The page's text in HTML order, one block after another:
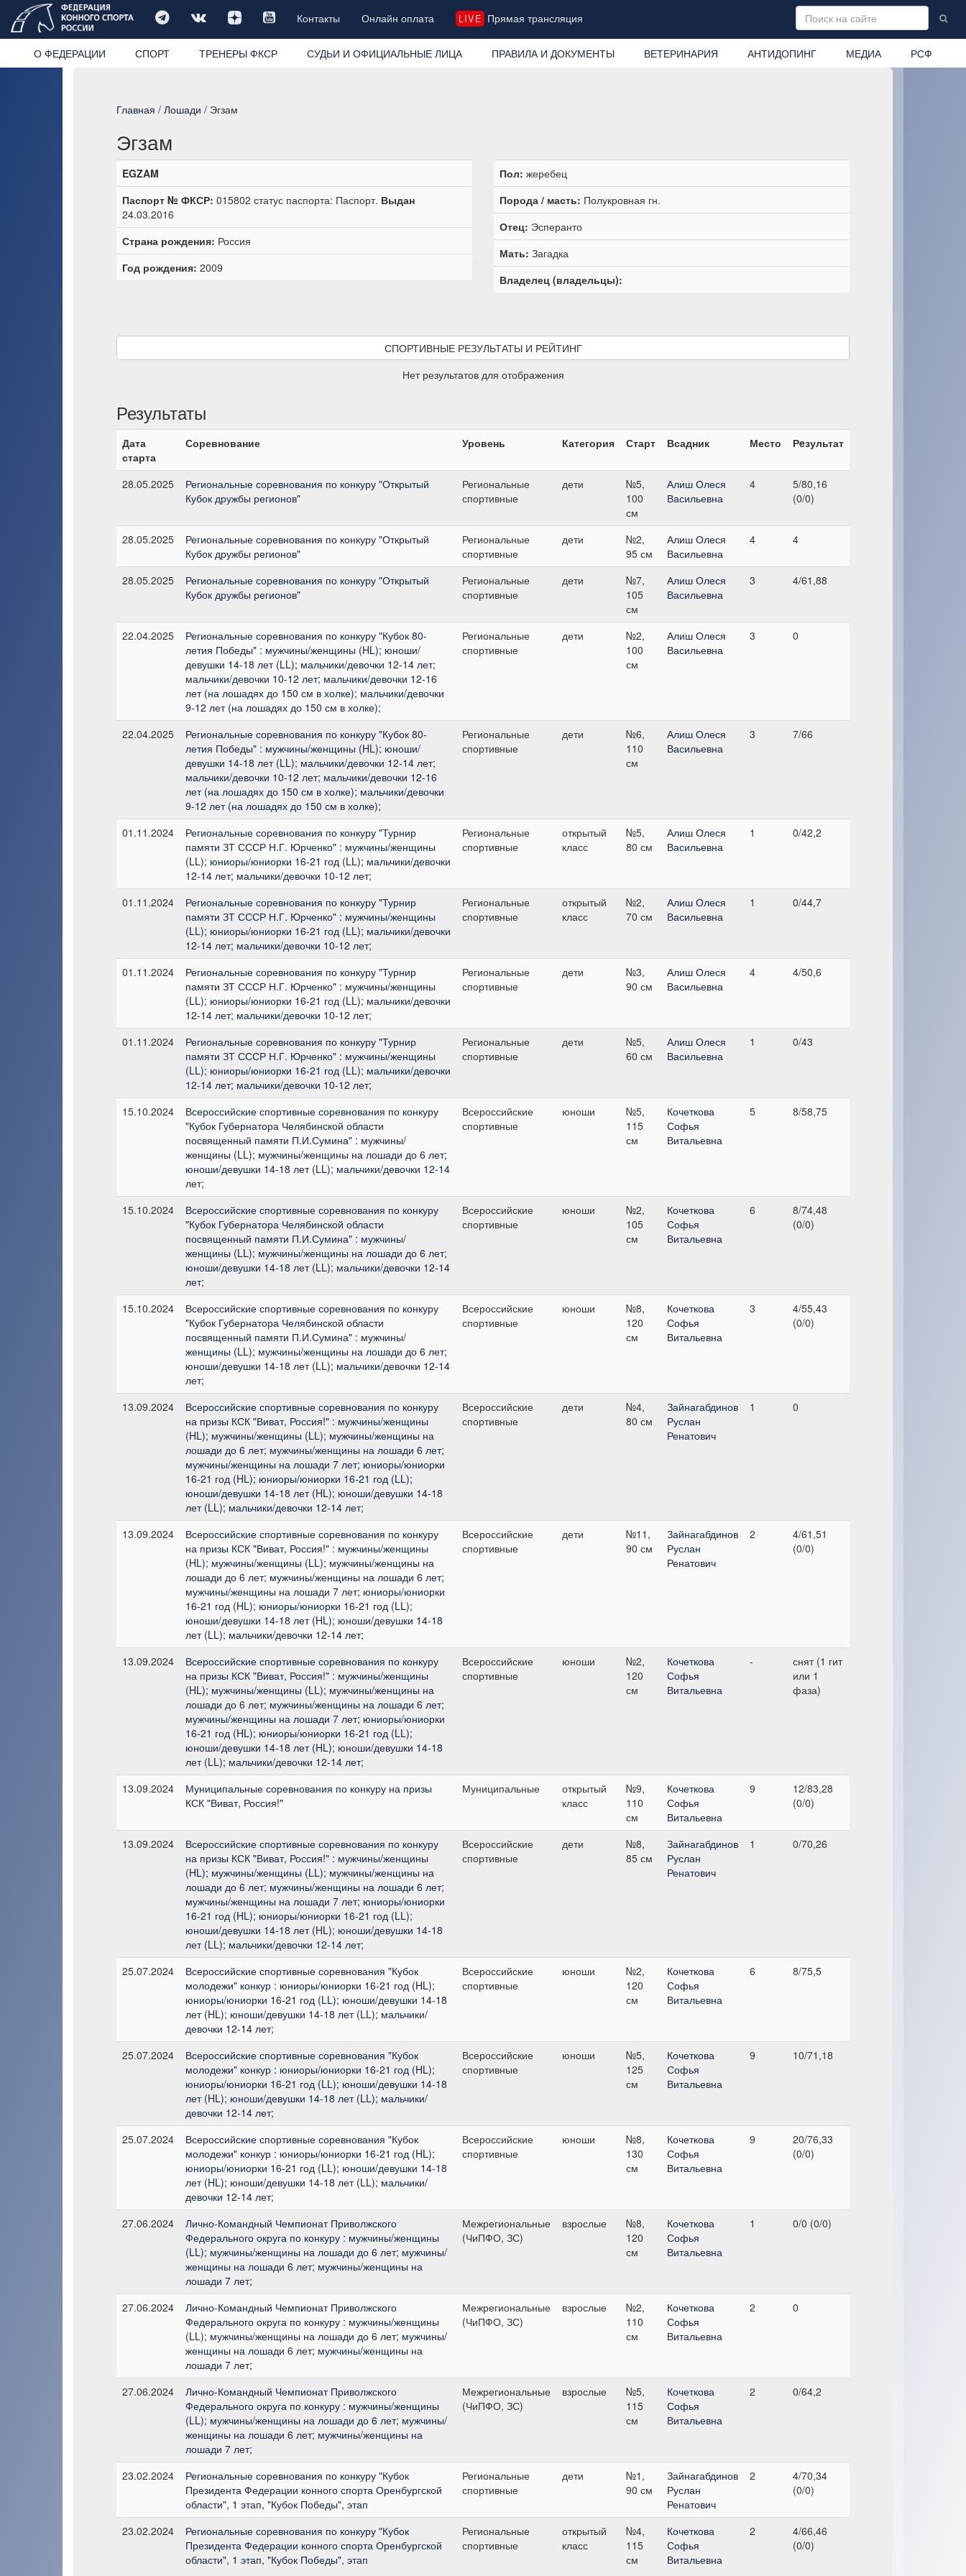
Контакты Онлайн оплата LIVE Прямая трансляция
О ФЕДЕРАЦИИ СПОРТ ТРЕНЕРЫ ФКСР СУДЬИ И ОФИЦИАЛЬНЫЕ ЛИЦА ПРАВИЛА И ДОКУМЕНТЫ ВЕТЕРИНАРИЯ АНТИДОПИНГ МЕДИА РСФ
Главная / Лошади / Эгзам
Эгзам
EGZAM
Паспорт № ФКСР: 015802 статус паспорта: Паспорт. Выдан
24.03.2016
Страна рождения: Россия
Год рождения: 2009
Пол: жеребец
Порода / масть: Полукровная гн.
Отец: Эсперанто
Мать: Загадка
Владелец (владельцы):
СПОРТИВНЫЕ РЕЗУЛЬТАТЫ И РЕЙТИНГ
Нет результатов для отображения
Результаты
Дата
старта
Соревнование Уровень Категория Старт Всадник Место Рeзультат
28.05.2025
Региональные соревнования по конкуру "Открытый
Кубок дружбы регионов"
Региональные
спортивные
дети
№5,
100
см
Алиш Олеся
Васильевна
4
5/80,16
(0/0)
28.05.2025
Региональные соревнования по конкуру "Открытый
Кубок дружбы регионов"
Региональные
спортивные
дети
№2,
95 см
Алиш Олеся
Васильевна
4 4
28.05.2025
Региональные соревнования по конкуру "Открытый
Кубок дружбы регионов"
Региональные
спортивные
дети
№7,
105
см
Алиш Олеся
Васильевна
3 4/61,88
22.04.2025
Региональные соревнования по конкуру "Кубок 80-
летия Победы" : мужчины/женщины (HL); юноши/
девушки 14-18 лет (LL); мальчики/девочки 12-14 лет;
мальчики/девочки 10-12 лет; мальчики/девочки 12-16
лет (на лошадях до 150 см в холке); мальчики/девочки
9-12 лет (на лошадях до 150 см в холке);
Региональные
спортивные
дети
№2,
100
см
Алиш Олеся
Васильевна
3 0
22.04.2025
Региональные соревнования по конкуру "Кубок 80-
летия Победы" : мужчины/женщины (HL); юноши/
девушки 14-18 лет (LL); мальчики/девочки 12-14 лет;
мальчики/девочки 10-12 лет; мальчики/девочки 12-16
лет (на лошадях до 150 см в холке); мальчики/девочки
9-12 лет (на лошадях до 150 см в холке);
Региональные
спортивные
дети
№6,
110
см
Алиш Олеся
Васильевна
3 7/66
01.11.2024
Региональные соревнования по конкуру "Турнир
памяти ЗТ СССР Н.Г. Юрченко" : мужчины/женщины
(LL); юниоры/юниорки 16-21 год (LL); мальчики/девочки
12-14 лет; мальчики/девочки 10-12 лет;
Региональные
спортивные
открытый
класс
№5,
80 см
Алиш Олеся
Васильевна
1 0/42,2
01.11.2024
Региональные соревнования по конкуру "Турнир
памяти ЗТ СССР Н.Г. Юрченко" : мужчины/женщины
(LL); юниоры/юниорки 16-21 год (LL); мальчики/девочки
12-14 лет; мальчики/девочки 10-12 лет;
Региональные
спортивные
открытый
класс
№2,
70 см
Алиш Олеся
Васильевна
1 0/44,7
01.11.2024
Региональные соревнования по конкуру "Турнир
памяти ЗТ СССР Н.Г. Юрченко" : мужчины/женщины
(LL); юниоры/юниорки 16-21 год (LL); мальчики/девочки
12-14 лет; мальчики/девочки 10-12 лет;
Региональные
спортивные
дети
№3,
90 см
Алиш Олеся
Васильевна
4 4/50,6
01.11.2024
Региональные соревнования по конкуру "Турнир
памяти ЗТ СССР Н.Г. Юрченко" : мужчины/женщины
(LL); юниоры/юниорки 16-21 год (LL); мальчики/девочки
12-14 лет; мальчики/девочки 10-12 лет;
Региональные
спортивные
дети
№5,
60 см
Алиш Олеся
Васильевна
1 0/43
15.10.2024
Всероссийские спортивные соревнования по конкуру
"Кубок Губернатора Челябинской области
посвященный памяти П.И.Сумина" : мужчины/
женщины (LL); мужчины/женщины на лошади до 6 лет;
юноши/девушки 14-18 лет (LL); мальчики/девочки 12-14
лет;
Всероссийские
спортивные
юноши
№5,
115
см
Кочеткова
Софья
Витальевна
5 8/58,75
15.10.2024
Всероссийские спортивные соревнования по конкуру
"Кубок Губернатора Челябинской области
посвященный памяти П.И.Сумина" : мужчины/
женщины (LL); мужчины/женщины на лошади до 6 лет;
юноши/девушки 14-18 лет (LL); мальчики/девочки 12-14
лет;
Всероссийские
спортивные
юноши
№2,
105
см
Кочеткова
Софья
Витальевна
6
8/74,48
(0/0)
15.10.2024
Всероссийские спортивные соревнования по конкуру
"Кубок Губернатора Челябинской области
посвященный памяти П.И.Сумина" : мужчины/
женщины (LL); мужчины/женщины на лошади до 6 лет;
юноши/девушки 14-18 лет (LL); мальчики/девочки 12-14
лет;
Всероссийские
спортивные
юноши
№8,
120
см
Кочеткова
Софья
Витальевна
3
4/55,43
(0/0)
13.09.2024
Всероссийские спортивные соревнования по конкуру
на призы КСК "Виват, Россия!" : мужчины/женщины
(HL); мужчины/женщины (LL); мужчины/женщины на
лошади до 6 лет; мужчины/женщины на лошади 6 лет;
мужчины/женщины на лошади 7 лет; юниоры/юниорки
16-21 год (HL); юниоры/юниорки 16-21 год (LL);
юноши/девушки 14-18 лет (HL); юноши/девушки 14-18
лет (LL); мальчики/девочки 12-14 лет;
Всероссийские
спортивные
дети
№4,
80 см
Зайнагабдинов
Руслан
Ренатович
1 0
13.09.2024
Всероссийские спортивные соревнования по конкуру
на призы КСК "Виват, Россия!" : мужчины/женщины
(HL); мужчины/женщины (LL); мужчины/женщины на
лошади до 6 лет; мужчины/женщины на лошади 6 лет;
мужчины/женщины на лошади 7 лет; юниоры/юниорки
16-21 год (HL); юниоры/юниорки 16-21 год (LL);
юноши/девушки 14-18 лет (HL); юноши/девушки 14-18
лет (LL); мальчики/девочки 12-14 лет;
Всероссийские
спортивные
дети
№11,
90 см
Зайнагабдинов
Руслан
Ренатович
2
4/61,51
(0/0)
13.09.2024
Всероссийские спортивные соревнования по конкуру
на призы КСК "Виват, Россия!" : мужчины/женщины
(HL); мужчины/женщины (LL); мужчины/женщины на
лошади до 6 лет; мужчины/женщины на лошади 6 лет;
мужчины/женщины на лошади 7 лет; юниоры/юниорки
16-21 год (HL); юниоры/юниорки 16-21 год (LL);
юноши/девушки 14-18 лет (HL); юноши/девушки 14-18
лет (LL); мальчики/девочки 12-14 лет;
Всероссийские
спортивные
юноши
№2,
120
см
Кочеткова
Софья
Витальевна
-
снят (1 гит
или 1
фаза)
13.09.2024
Муниципальные соревнования по конкуру на призы
КСК "Виват, Россия!"
Муниципальные
открытый
класс
№9,
110
см
Кочеткова
Софья
Витальевна
9
12/83,28
(0/0)
13.09.2024
Всероссийские спортивные соревнования по конкуру
на призы КСК "Виват, Россия!" : мужчины/женщины
(HL); мужчины/женщины (LL); мужчины/женщины на
лошади до 6 лет; мужчины/женщины на лошади 6 лет;
мужчины/женщины на лошади 7 лет; юниоры/юниорки
16-21 год (HL); юниоры/юниорки 16-21 год (LL);
юноши/девушки 14-18 лет (HL); юноши/девушки 14-18
лет (LL); мальчики/девочки 12-14 лет;
Всероссийские
спортивные
дети
№8,
85 см
Зайнагабдинов
Руслан
Ренатович
1 0/70,26
25.07.2024
Всероссийские спортивные соревнования "Кубок
молодежи" конкур : юниоры/юниорки 16-21 год (HL);
юниоры/юниорки 16-21 год (LL); юноши/девушки 14-18
лет (HL); юноши/девушки 14-18 лет (LL); мальчики/
девочки 12-14 лет;
Всероссийские
спортивные
юноши
№2,
120
см
Кочеткова
Софья
Витальевна
6 8/75,5
25.07.2024
Всероссийские спортивные соревнования "Кубок
молодежи" конкур : юниоры/юниорки 16-21 год (HL);
юниоры/юниорки 16-21 год (LL); юноши/девушки 14-18
лет (HL); юноши/девушки 14-18 лет (LL); мальчики/
девочки 12-14 лет;
Всероссийские
спортивные
юноши
№5,
125
см
Кочеткова
Софья
Витальевна
9 10/71,18
25.07.2024
Всероссийские спортивные соревнования "Кубок
молодежи" конкур : юниоры/юниорки 16-21 год (HL);
юниоры/юниорки 16-21 год (LL); юноши/девушки 14-18
лет (HL); юноши/девушки 14-18 лет (LL); мальчики/
девочки 12-14 лет;
Всероссийские
спортивные
юноши
№8,
130
см
Кочеткова
Софья
Витальевна
9
20/76,33
(0/0)
27.06.2024
Лично-Командный Чемпионат Приволжского
Федерального округа по конкуру : мужчины/женщины
(LL); мужчины/женщины на лошади до 6 лет; мужчины/
женщины на лошади 6 лет; мужчины/женщины на
лошади 7 лет;
Межрегиональные
(ЧиПФО, ЗС)
взрослые
№8,
120
см
Кочеткова
Софья
Витальевна
1 0/0 (0/0)
27.06.2024
Лично-Командный Чемпионат Приволжского
Федерального округа по конкуру : мужчины/женщины
(LL); мужчины/женщины на лошади до 6 лет; мужчины/
женщины на лошади 6 лет; мужчины/женщины на
лошади 7 лет;
Межрегиональные
(ЧиПФО, ЗС)
взрослые
№2,
110
см
Кочеткова
Софья
Витальевна
2 0
27.06.2024
Лично-Командный Чемпионат Приволжского
Федерального округа по конкуру : мужчины/женщины
(LL); мужчины/женщины на лошади до 6 лет; мужчины/
женщины на лошади 6 лет; мужчины/женщины на
лошади 7 лет;
Межрегиональные
(ЧиПФО, ЗС)
взрослые
№5,
115
см
Кочеткова
Софья
Витальевна
2 0/64,2
23.02.2024
Региональные соревнования по конкуру "Кубок
Президента Федерации конного спорта Оренбургской
области", 1 этап, "Кубок Победы", этап
Региональные
спортивные
дети
№1,
90 см
Зайнагабдинов
Руслан
Ренатович
2
4/70,34
(0/0)
23.02.2024
Региональные соревнования по конкуру "Кубок
Президента Федерации конного спорта Оренбургской
области", 1 этап, "Кубок Победы", этап
Региональные
спортивные
открытый
класс
№4,
115
см
Кочеткова
Софья
Витальевна
2
4/66,46
(0/0)